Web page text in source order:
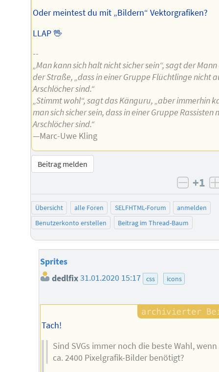
Oder meintest du mit „Bildern“ Vektorgrafiken?
LLAP 🖖
--
„Man kann sich halt nicht sicher sein“, sagt der
der Straße, „dass in einer Gruppe Flüchtlinge nicht
Arschlöcher sind.“
„Stimmt wohl“, sagt das Känguru, „aber immerhin
man sich sicher sein, dass in einer Gruppe Rassisten
Arschlöcher sind.“
—Marc-Uwe Kling
Beitrag melden
+1
Übersicht alle Foren SELFHTML-Forum
anmelden
Benutzerkonto erstellen
Beitrag im Thread-Baum
Sprites
dedlfix31.01.2020 15:17 css icons
Tach!
Sind SVGs immer noch die beste Wahl,
ca. 2400 Pixelgrafik-Bilder benötigt?